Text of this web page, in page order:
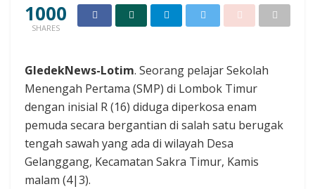
1000
SHARES
GledekNews-Lotim. Seorang pelajar Sekolah
Menengah Pertama (SMP) di Lombok Timur
dengan inisial R (16) diduga diperkosa enam
pemuda secara bergantian di salah satu berugak
tengah sawah yang ada di wilayah Desa
Gelanggang, Kecamatan Sakra Timur, Kamis
malam (4|3).